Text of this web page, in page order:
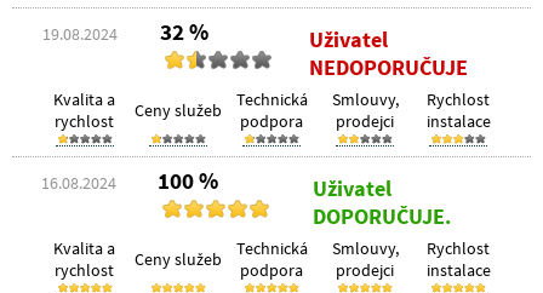
19.08.2024 32 %
Uživatel
NEDOPORUČUJE
Kvalita a
rychlost
Ceny služeb
Technická
podpora
Smlouvy,
prodejci
Rychlost
instalace
16.08.2024 100 %
Uživatel
DOPORUČUJE.
Kvalita a
rychlost
Ceny služeb
Technická
podpora
Smlouvy,
prodejci
Rychlost
instalace